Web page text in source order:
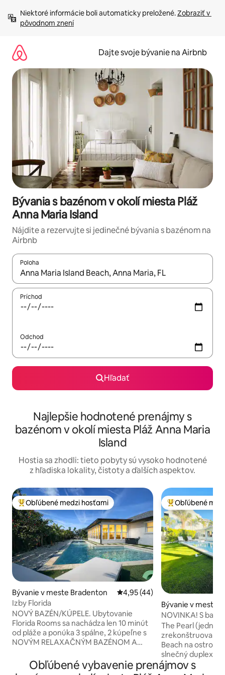
obsah.
Niektoré informácie boli automaticky preložené. Zobraziť v
pôvodnom znení
Dajte svoje bývanie na Airbnb
Bývania s bazénom v okolí miesta Pláž
Anna Maria Island
Nájdite a rezervujte si jedinečné bývania s bazénom na
Airbnb
Poloha
Keď budú výsledky k dispozícii, môžete si ich prechádzať
Príchod
Odchod
Hľadať
Najlepšie hodnotené prenájmy s
bazénom v okolí miesta Pláž Anna Maria
Island
Hostia sa zhodli: tieto pobyty sú vysoko hodnotené
z hľadiska lokality, čistoty a ďalších aspektov.
Najobľúbenejšie medzi hosťami
Obľúbené medzi hosťami
Bývanie v meste Bradenton Priemerné ohodnotenie 4,95
4,95 (44)
Izby Florida
NOVÝ BAZÉN/KÚPELE. Ubytovanie
Florida Rooms sa nachádza len 10 minút
od pláže a ponúka 3 spálne, 2 kúpeľne s
NOVÝM RELAXAČNÝM BAZÉNOM A
priestor, prémiové postele, dažďové
sprchy, plne vybavenú kuchyňu a
Najobľúbenejšie
Obľúbené
Bývanie v meste
NOVINKA! S
AMI
The Pearl
zrekonštruovaná
Beach na ostrove
slnečný duplex
len 3 – 5 minút
Obľúbené vybavenie prenájmov s